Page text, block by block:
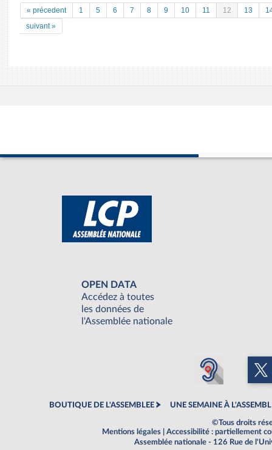
« précedent 1 5 6 7 8 9 10 11 12 13
suivant »
OPEN DATA
Accédez à toutes
les données de
l'Assemblée nationale
BOUTIQUE DE L'ASSEMBLEE UNE SEMAINE À
©Tous droits
Mentions légales
Accessibilité : partiellement
Assemblée nationale - 126 Rue de